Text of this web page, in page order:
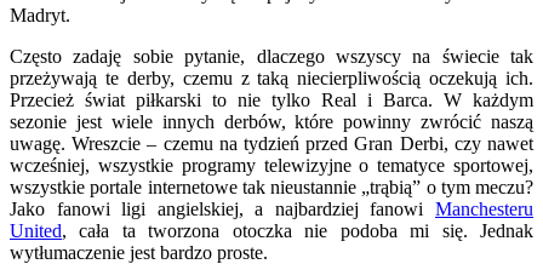
Madryt.
Często zadaję sobie pytanie, dlaczego wszyscy na świecie tak
przeżywają te derby, czemu z taką niecierpliwością oczekują ich.
Przecież świat piłkarski to nie tylko Real i Barca. W każdym
sezonie jest wiele innych derbów, które powinny zwrócić naszą
uwagę. Wreszcie – czemu na tydzień przed Gran Derbi, czy nawet
wcześniej, wszystkie programy telewizyjne o tematyce sportowej,
wszystkie portale internetowe tak nieustannie „trąbią” o tym meczu?
Jako fanowi ligi angielskiej, a najbardziej fanowi Manchesteru
United, cała ta tworzona otoczka nie podoba mi się. Jednak
wytłumaczenie jest bardzo proste.